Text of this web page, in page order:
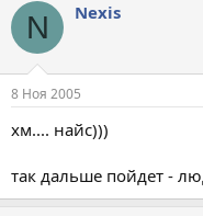
N Nexis
8 Ноя 2005
хм.... найс)))
так дальше пойдет -